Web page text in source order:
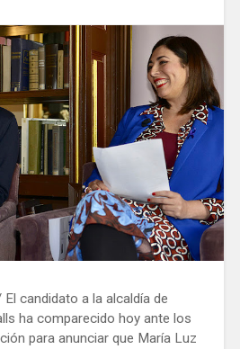
candidato a la alcaldía de
ha comparecido hoy ante los
para anunciar que María Luz